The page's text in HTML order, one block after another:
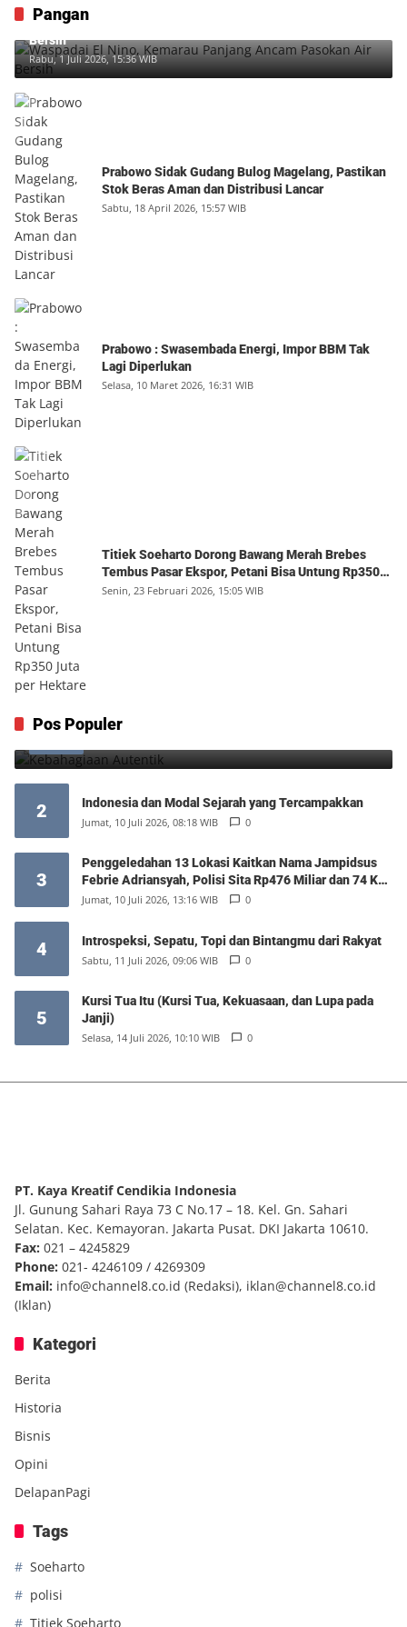
Pangan
Waspadai El Nino, Kemarau Panjang Ancam Pasokan Air
Bersih
Rabu, 1 Juli 2026, 15:36 WIB
Prabowo Sidak Gudang Bulog Magelang, Pastikan
Stok Beras Aman dan Distribusi Lancar
Sabtu, 18 April 2026, 15:57 WIB
Prabowo : Swasembada Energi, Impor BBM Tak
Lagi Diperlukan
Selasa, 10 Maret 2026, 16:31 WIB
Titiek Soeharto Dorong Bawang Merah Brebes
Tembus Pasar Ekspor, Petani Bisa Untung Rp350
Juta per Hektare
Senin, 23 Februari 2026, 15:05 WIB
Pos Populer
1 Kebahagiaan Autentik
2 Indonesia dan Modal Sejarah yang Tercampakkan
Jumat, 10 Juli 2026, 08:18 WIB 0
3
Penggeledahan 13 Lokasi Kaitkan Nama Jampidsus
Febrie Adriansyah, Polisi Sita Rp476 Miliar dan 74 Kg
Emas
Jumat, 10 Juli 2026, 13:16 WIB 0
4 Introspeksi, Sepatu, Topi dan Bintangmu dari Rakyat
Sabtu, 11 Juli 2026, 09:06 WIB 0
5
Kursi Tua Itu (Kursi Tua, Kekuasaan, dan Lupa pada
Janji)
Selasa, 14 Juli 2026, 10:10 WIB 0
PT. Kaya Kreatif Cendikia Indonesia
Jl. Gunung Sahari Raya 73 C No.17 – 18. Kel. Gn. Sahari
Selatan. Kec. Kemayoran. Jakarta Pusat. DKI Jakarta 10610.
Fax: 021 – 4245829
Phone: 021- 4246109 / 4269309
Email: info@channel8.co.id (Redaksi), iklan@channel8.co.id
(Iklan)
Kategori
Berita
Historia
Bisnis
Opini
DelapanPagi
Tags
Soeharto
polisi
Titiek Soeharto